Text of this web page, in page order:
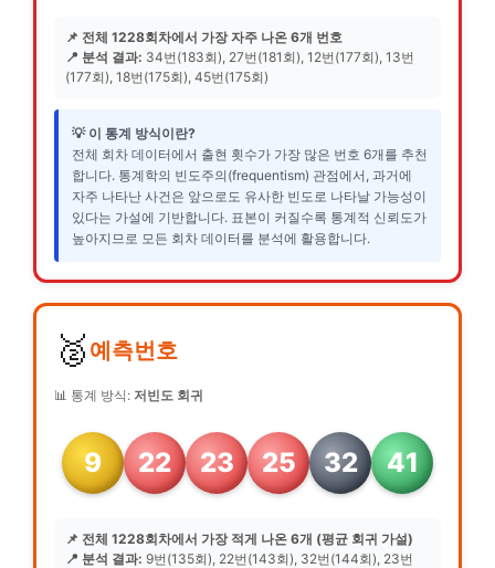
📌 전체 1228회차에서 가장 자주 나온 6개 번호
📍 분석 결과: 34번(183회), 27번(181회), 12번(177회), 13번
(177회), 18번(175회), 45번(175회)
💡 이 통계 방식이란?
전체 회차 데이터에서 출현 횟수가 가장 많은 번호 6개를 추천
합니다. 통계학의 빈도주의(frequentism) 관점에서, 과거에
자주 나타난 사건은 앞으로도 유사한 빈도로 나타날 가능성이
있다는 가설에 기반합니다. 표본이 커질수록 통계적 신뢰도가
높아지므로 모든 회차 데이터를 분석에 활용합니다.
🥈 예측번호
📊 통계 방식: 저빈도 회귀
9 22 23 25 32 41
📌 전체 1228회차에서 가장 적게 나온 6개 (평균 회귀 가설)
📍 분석 결과: 9번(135회), 22번(143회), 32번(144회), 23번